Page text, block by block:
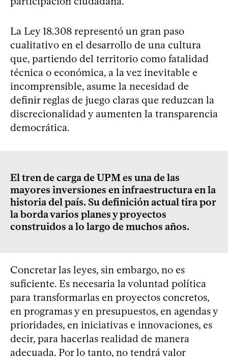
La Ley 18.308 representó un gran paso
cualitativo en el desarrollo de una cultura
que, partiendo del territorio como fatalidad
técnica o económica, a la vez inevitable e
incomprensible, asume la necesidad de
definir reglas de juego claras que reduzcan la
discrecionalidad y aumenten la transparencia
democrática.
El tren de carga de UPM es una de las
mayores inversiones en infraestructura en la
historia del país. Su definición actual tira por
la borda varios planes y proyectos
construidos a lo largo de muchos años.
Concretar las leyes, sin embargo, no es
suficiente. Es necesaria la voluntad política
para transformarlas en proyectos concretos,
en programas y en presupuestos, en agendas y
prioridades, en iniciativas e innovaciones, es
decir, para hacerlas realidad de manera
adecuada. Por lo tanto, no tendrá valor